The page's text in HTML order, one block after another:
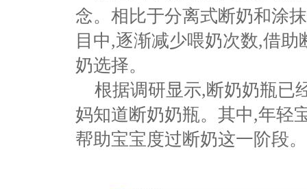
念。相比于分离式断奶和涂
目中,逐渐减少喂奶次数,借助
奶选择。
根据调研显示,断奶奶瓶已
妈知道断奶奶瓶。 其中,年轻
帮助宝宝度过断奶这一阶段。